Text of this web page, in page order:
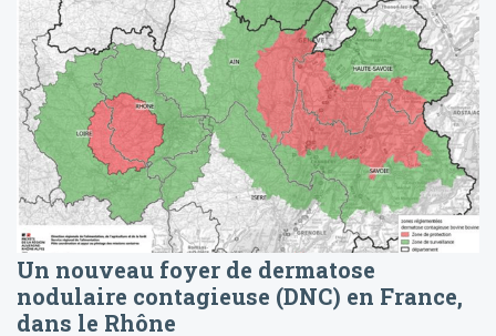
Un nouveau foyer de dermatose
nodulaire contagieuse (DNC) en France,
dans le Rhône